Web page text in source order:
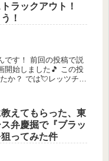
ラックアウト！
！
です！ 前回の投稿で説
開始しました🎵 この投
か？ では💘レッツチャ
えてもらった、東
弁慶掘で『ブラッ
ってみた件